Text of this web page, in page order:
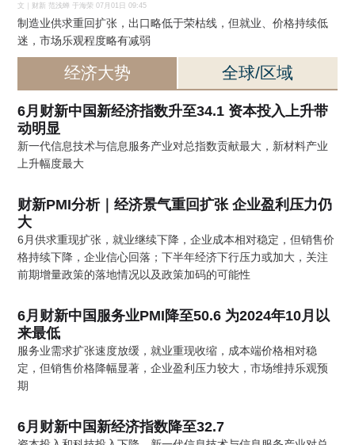
文｜财新 范浅蝉 于海荣 07月01日 09:45
制造业供求重回扩张，出口略低于荣枯线，但就业、价格持续低
迷，市场乐观程度略有减弱
经济大势 全球/区域
6月财新中国新经济指数升至34.1 资本投入上升带
动明显
新一代信息技术与信息服务产业对总指数贡献最大，新材料产业
上升幅度最大
财新PMI分析｜经济景气重回扩张 企业盈利压力仍
大
6月供求重现扩张，就业继续下降，企业成本相对稳定，但销售价
格持续下降，企业信心回落；下半年经济下行压力或加大，关注
前期增量政策的落地情况以及政策加码的可能性
6月财新中国服务业PMI降至50.6 为2024年10月以
来最低
服务业需求扩张速度放缓，就业重现收缩，成本端价格相对稳
定，但销售价格降幅显著，企业盈利压力较大，市场维持乐观预
期
6月财新中国新经济指数降至32.7